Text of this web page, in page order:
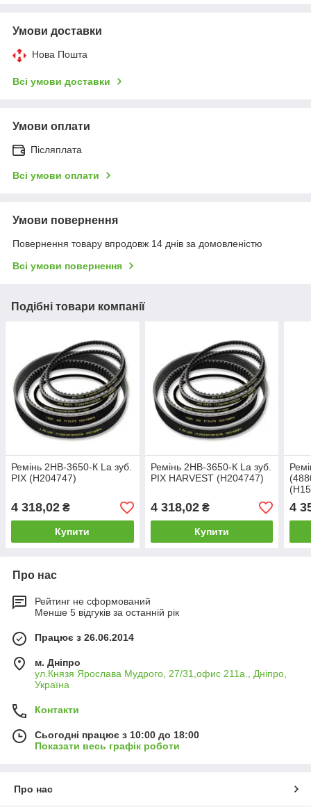
Умови доставки
Нова Пошта
Всі умови доставки
Умови оплати
Післяплата
Всі умови оплати
Умови повернення
Повернення товару впродовж 14 днів за домовленістю
Всі умови повернення
Подібні товари компанії
Ремінь 2НВ-3650-К La зуб.
PIX (Н204747)
4 318,02 ₴
Купити
Ремінь 2НВ-3650-К La зуб.
PIX HARVEST (Н204747)
4 318,02₴
Купити
4
Про нас
Рейтинг не сформований
Менше 5 відгуків за останній рік
Працює з 26.06.2014
м. Дніпро
ул.Князя Ярослава Мудрого, 27/31,офис 211а., Дніпро,
Україна
Контакти
Сьогодні працює з 10:00 до 18:00
Показати весь графік роботи
Про нас